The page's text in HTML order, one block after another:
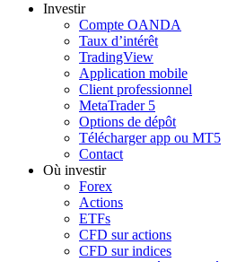
Investir
Compte OANDA
Taux d’intérêt
TradingView
Application mobile
Client professionnel
MetaTrader 5
Options de dépôt
Télécharger app ou MT5
Contact
Où investir
Forex
Actions
ETFs
CFD sur actions
CFD sur indices